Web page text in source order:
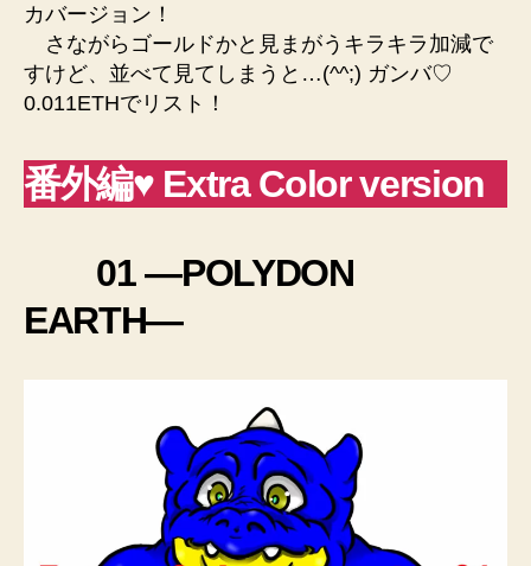
カバージョン！
さながらゴールドかと見まがうキラキラ加減で
すけど、並べて見てしまうと…(^^;) ガンバ♡
0.011ETHでリスト！
番外編♥ Extra Color version
01 ―POLYDON
EARTH―